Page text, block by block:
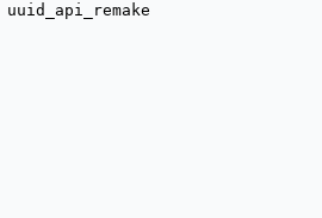
uuid_api_remake